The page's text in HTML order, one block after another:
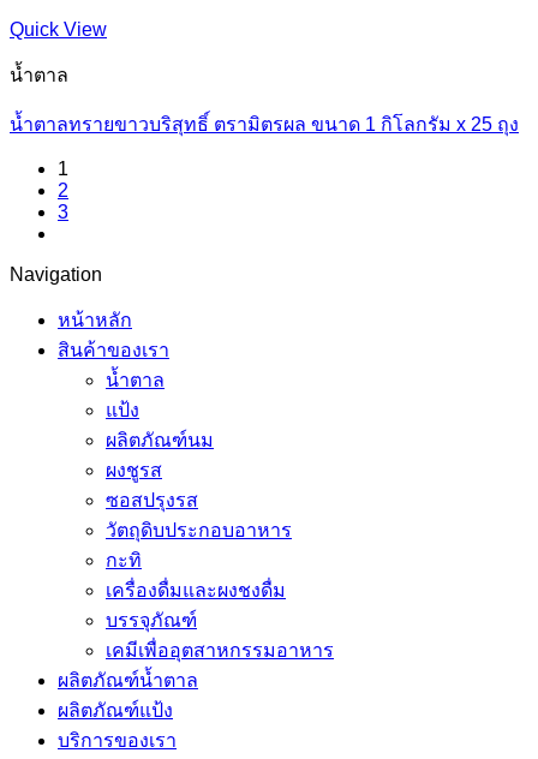
Quick View
น้ำตาล
น้ำตาลทรายขาวบริสุทธิ์ ตรามิตรผล ขนาด 1 กิโลกรัม x 25 ถุง
1
2
3
Navigation
หน้าหลัก
สินค้าของเรา
น้ำตาล
แป้ง
ผลิตภัณฑ์นม
ผงชูรส
ซอสปรุงรส
วัตถุดิบประกอบอาหาร
กะทิ
เครื่องดื่มและผงชงดื่ม
บรรจุภัณฑ์
เคมีเพื่ออุตสาหกรรมอาหาร
ผลิตภัณฑ์น้ำตาล
ผลิตภัณฑ์แป้ง
บริการของเรา